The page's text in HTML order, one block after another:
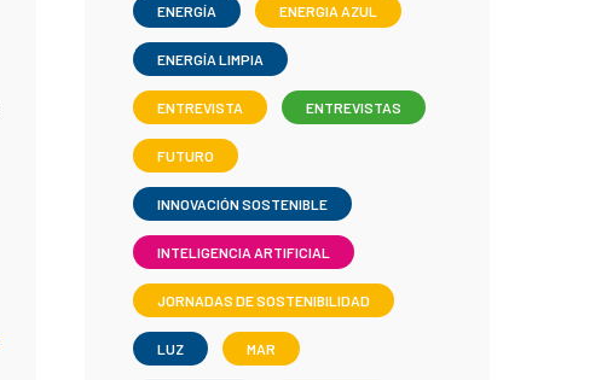
ENERGÍA ENERGIA AZUL
ENERGÍA LIMPIA
ENTREVISTA ENTREVISTAS
FUTURO
INNOVACIÓN SOSTENIBLE
INTELIGENCIA ARTIFICIAL
JORNADAS DE SOSTENIBILIDAD
LUZ MAR